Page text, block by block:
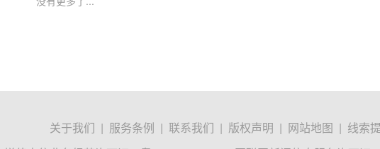
关于我们 | 服务条例 | 联系我们 | 版权声明 | 网站地图 | 线索